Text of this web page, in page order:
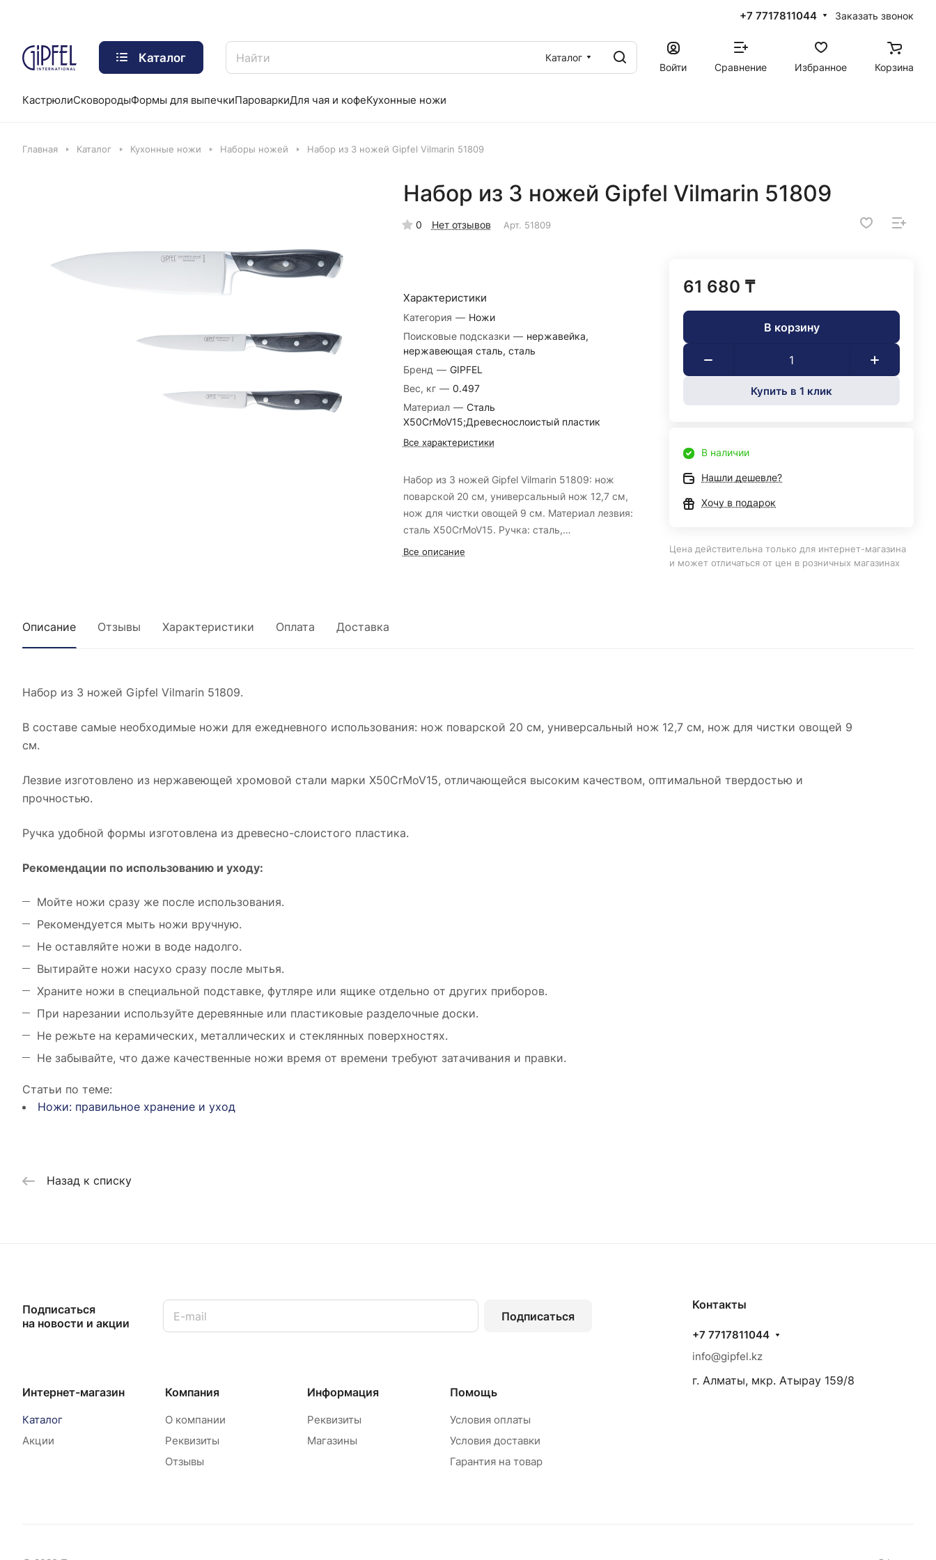
+7 7717811044 Заказать звонок
Каталог
Каталог
Войти
Сравнение Избранное Корзина
КастрюлиСковородыФормы для выпечкиПароваркиДля чая и кофеКухонные ножи
Главная Каталог Кухонные ножи Наборы ножей Набор из 3 ножей Gipfel Vilmarin 51809
Набор из 3 ножей Gipfel Vilmarin 51809
0 Нет отзывов Арт. 51809
Характеристики
Категория — Ножи
Поисковые подсказки — нержавейка,
нержавеющая сталь, сталь
Бренд — GIPFEL
Вес, кг — 0.497
Материал — Сталь
X50CrMoV15;Древеснослоистый пластик
Все характеристики
Набор из 3 ножей Gipfel Vilmarin 51809: нож
поварской 20 см, универсальный нож 12,7 см,
нож для чистки овощей 9 см. Материал лезвия:
сталь X50CrMoV15. Ручка: сталь,
древеснослоистый пластик.
Все описание
61 680 ₸
В корзину
Купить в 1 клик
В наличии
Нашли дешевле?
Хочу в подарок
Цена действительна только для интернет-магазина
и может отличаться от цен в розничных магазинах
Описание Отзывы Характеристики Оплата Доставка
Набор из 3 ножей Gipfel Vilmarin 51809.
В составе самые необходимые ножи для ежедневного использования: нож поварской 20 см, универсальный нож 12,7 см, нож для чистки овощей 9
см.
Лезвие изготовлено из нержавеющей хромовой стали марки X50CrMoV15, отличающейся высоким качеством, оптимальной твердостью и
прочностью.
Ручка удобной формы изготовлена из древесно-слоистого пластика.
Рекомендации по использованию и уходу:
Мойте ножи сразу же после использования.
Рекомендуется мыть ножи вручную.
Не оставляйте ножи в воде надолго.
Вытирайте ножи насухо сразу после мытья.
Храните ножи в специальной подставке, футляре или ящике отдельно от других приборов.
При нарезании используйте деревянные или пластиковые разделочные доски.
Не режьте на керамических, металлических и стеклянных поверхностях.
Не забывайте, что даже качественные ножи время от времени требуют затачивания и правки.
Статьи по теме:
Ножи: правильное хранение и уход
Назад к списку
Подписаться
на новости и акции
Подписаться
Интернет-магазин
Каталог
Акции
Компания
О компании
Реквизиты
Отзывы
Информация
Реквизиты
Магазины
Помощь
Условия оплаты
Условия доставки
Гарантия на товар
Контакты
+7 7717811044
info@gipfel.kz
г. Алматы, мкр. Атырау 159/8